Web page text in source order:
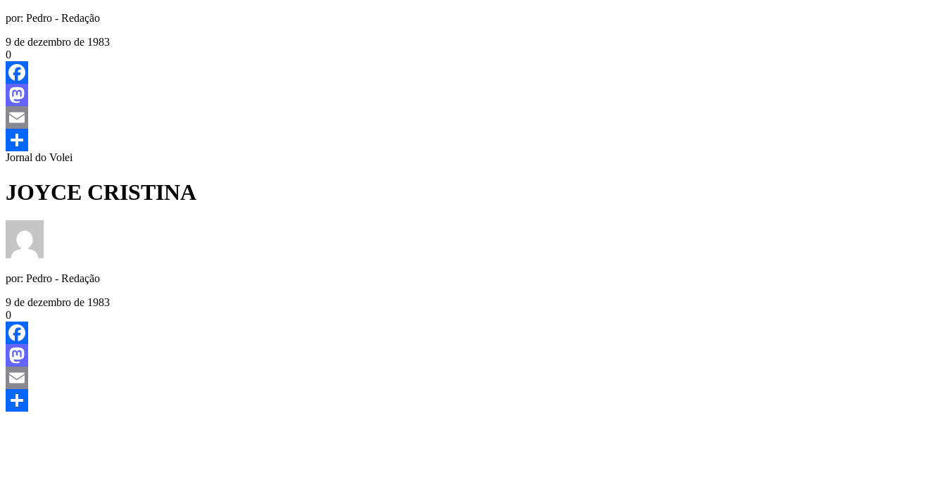
por: Pedro - Redação
9 de dezembro de 1983
0
Facebook
Mastodon
Email
Share
Jornal do Volei
JOYCE CRISTINA
por: Pedro - Redação
9 de dezembro de 1983
0
Facebook
Mastodon
Email